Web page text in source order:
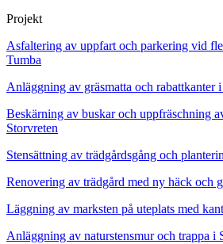
Projekt
Asfaltering av uppfart och parkering vid
Tumba
Anläggning av gräsmatta och rabattkanter
Beskärning av buskar och uppfräschning
Storvreten
Stensättning av trädgårdsgång och
Renovering av trädgård med ny häck och
Läggning av marksten på uteplats med
Anläggning av naturstensmur och trappa i